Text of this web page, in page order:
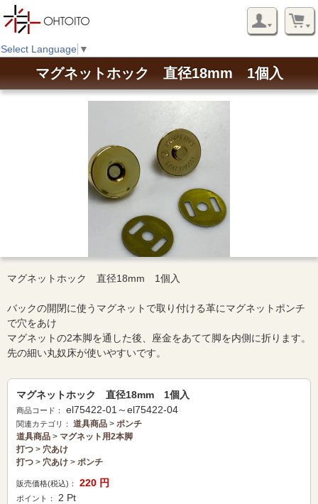
Select Language ▼
マグネットホック 直径18mm 1個入
マグネットホック 直径18mm 1個入
バックの開閉に使うマグネットで取り付ける革にマグネットポンチ
で穴をあけ
マグネットの2本脚を通した後、座金をあてて脚を内側に折ります。
先の細い丸奴床が使いやすいです。
マグネットホック 直径18mm 1個入
商品コード： el75422-01～el75422-04
関連カテゴリ： 道具商品 > ポンチ
道具商品 > マグネット用2本脚
打つ > 穴あけ
打つ > 穴あけ > ポンチ
販売価格(税込)： 220 円
ポイント： 2 Pt